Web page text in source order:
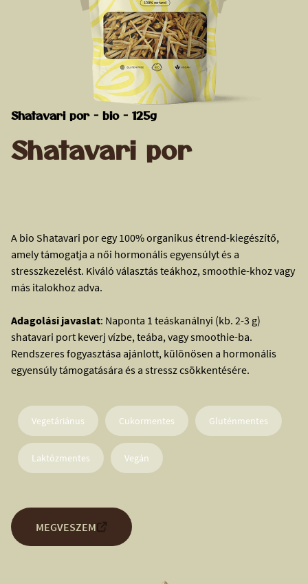
Shatavari por - bio - 125g
Shatavari por
A bio Shatavari por egy 100% organikus étrend-kiegészítő,
amely támogatja a női hormonális egyensúlyt és a
stresszkezelést. Kiváló választás teákhoz, smoothie-khoz vagy
más italokhoz adva.
Adagolási javaslat: Naponta 1 teáskanálnyi (kb. 2-3 g)
shatavari port keverj vízbe, teába, vagy smoothie-ba.
Rendszeres fogyasztása ajánlott, különösen a hormonális
egyensúly támogatására és a stressz csökkentésére.
Vegetáriánus Cukormentes Gluténmentes
Laktózmentes Vegán
MEGVESZEM